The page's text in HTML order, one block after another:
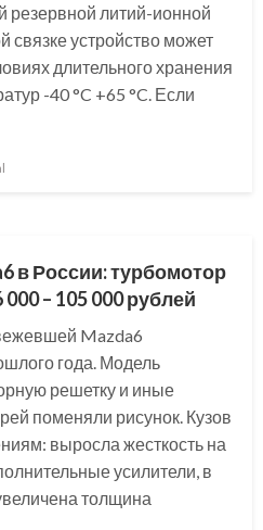
резервной литий-ионной
связке устройство может
длительного хранения
-40 °C +65 °C. Если
в России: турбомотор
– 105 000 рублей
Mazda6
года. Модель
решетку и иные
поменяли рисунок. Кузов
выросла жесткость на
усилители, в
толщина